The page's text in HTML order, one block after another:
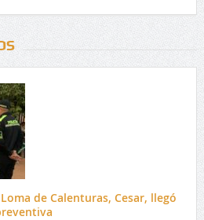
de Calenturas, Cesar, llegó